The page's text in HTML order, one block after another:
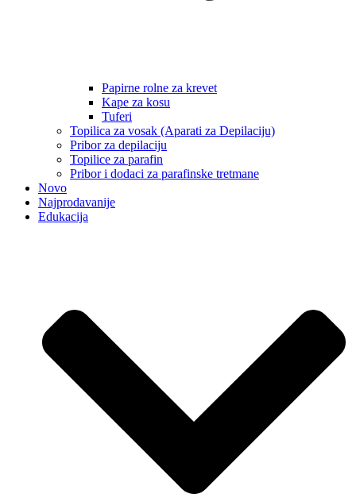
Papirne rolne za krevet
Kape za kosu
Tuferi
Topilica za vosak (Aparati za Depilaciju)
Pribor za depilaciju
Topilice za parafin
Pribor i dodaci za parafinske tretmane
Novo
Najprodavanije
Edukacija